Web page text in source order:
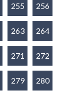
255 256
263 264
271 272
279 280